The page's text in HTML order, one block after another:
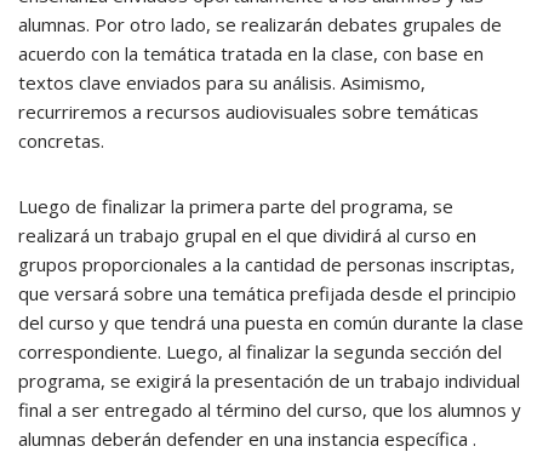
alumnas. Por otro lado, se realizarán debates grupales de
acuerdo con la temática tratada en la clase, con base en
textos clave enviados para su análisis. Asimismo,
recurriremos a recursos audiovisuales sobre temáticas
concretas.
Luego de finalizar la primera parte del programa, se
realizará un trabajo grupal en el que dividirá al curso en
grupos proporcionales a la cantidad de personas inscriptas,
que versará sobre una temática prefijada desde el principio
del curso y que tendrá una puesta en común durante la clase
correspondiente. Luego, al finalizar la segunda sección del
programa, se exigirá la presentación de un trabajo individual
final a ser entregado al término del curso, que los alumnos y
alumnas deberán defender en una instancia específica .